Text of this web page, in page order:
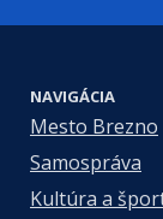
NAVIGÁCIA
Mesto Brezno
Samospráva
Kultúra a